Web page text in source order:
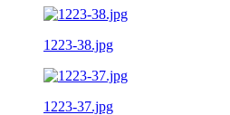
1223-38.jpg
1223-37.jpg